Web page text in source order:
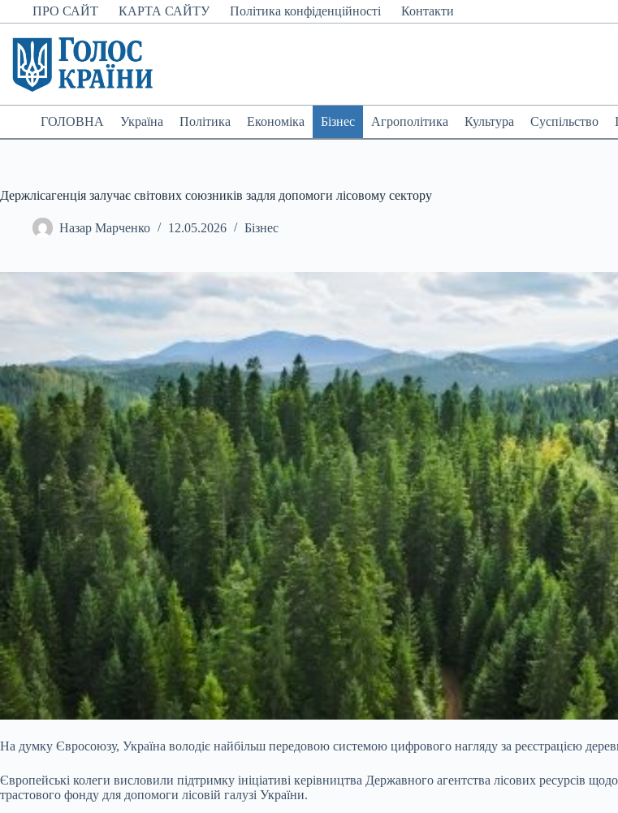
Перейти
до
вмісту
ПРО САЙТ КАРТА САЙТУ Політика конфіденційності Контакти
ГОЛОВНА Україна Політика Економіка Бізнес Агрополітика Культура Суспільство
Держлісагенція залучає світових союзників задля допомоги лісовому сектору
Назар Марченко 12.05.2026 Бізнес
На думку Євросоюзу, Україна володіє найбільш передовою системою цифрового нагляду за реєстрацією
Європейські колеги висловили підтримку ініціативі керівництва Державного агентства лісових ресурсів
трастового фонду для допомоги лісовій галузі України.